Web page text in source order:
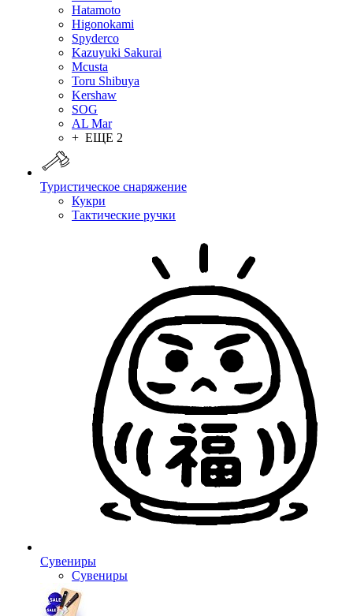
Hatamoto
Higonokami
Spyderco
Kazuyuki Sakurai
Mcusta
Toru Shibuya
Kershaw
SOG
AL Mar
+ ЕЩЕ 2
Туристическое снаряжение
Кукри
Тактические ручки
Сувениры
Сувениры